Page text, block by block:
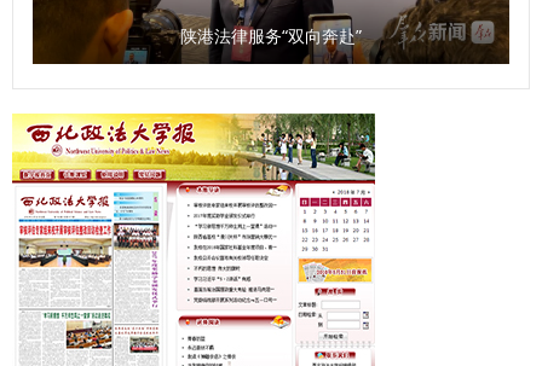
陕港法律服务“双向奔赴”